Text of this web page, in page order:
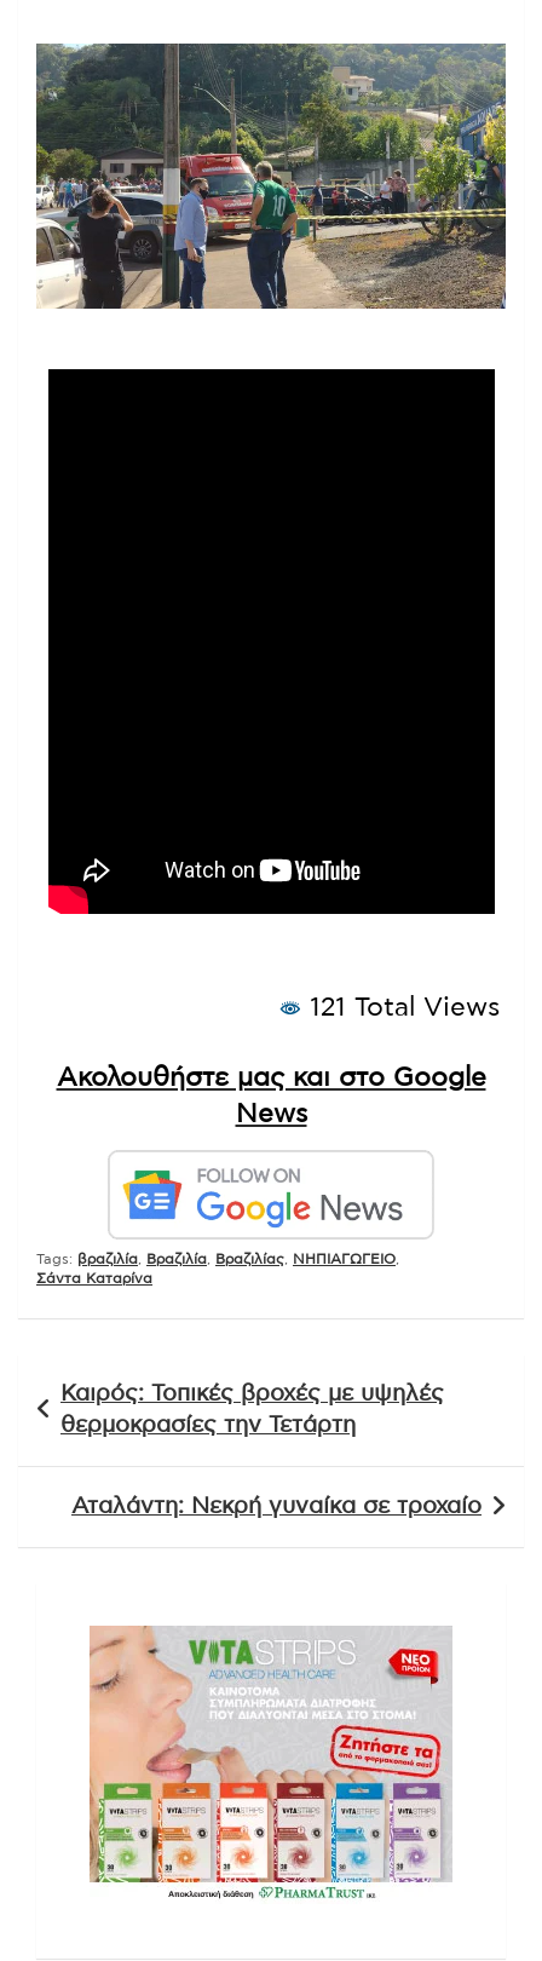
121 Total Views
Ακολουθήστε μας και στο Google
News
Tags: βραζιλία Βραζιλία Βραζιλίας ΝΗΠΙΑΓΩΓΕΙΟ
Σάντα Καταρίνα
άρθρων
Καιρός: Τοπικές βροχές με υψηλές
θερμοκρασίες την Τετάρτη
Αταλάντη: Νεκρή γυναίκα σε τροχαίο